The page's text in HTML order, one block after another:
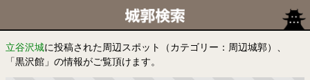
立谷沢城に投稿された周辺スポット（カテゴリー：周辺城郭）、
「黒沢館」の情報がご覧頂けます。